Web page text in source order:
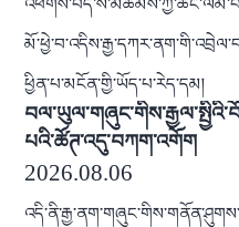
ཕྱིན་པ་མངོན་གྱི་ཡོད་པ་རེད་དམ།
པའི་ཚོཊ་འདུ་བཀག་འགོག
2026.08.06